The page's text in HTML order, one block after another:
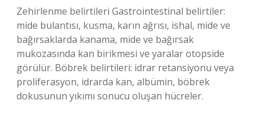
Zehirlenme belirtileri Gastrointestinal belirtiler:
mide bulantısı, kusma, karın ağrısı, ishal, mide ve
bağırsaklarda kanama, mide ve bağırsak
mukozasında kan birikmesi ve yaralar otopside
görülür. Böbrek belirtileri: idrar retansiyonu veya
proliferasyon, idrarda kan, albümin, böbrek
dokusunun yıkımı sonucu oluşan hücreler.